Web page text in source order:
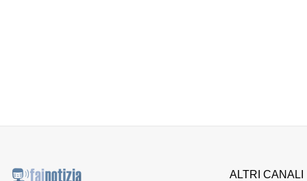
ALTRI CANALI